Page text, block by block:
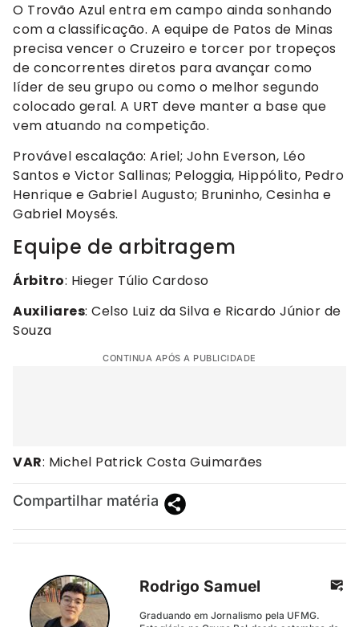
O Trovão Azul entra em campo ainda sonhando
com a classificação. A equipe de Patos de Minas
precisa vencer o Cruzeiro e torcer por tropeços
de concorrentes diretos para avançar como
líder de seu grupo ou como o melhor segundo
colocado geral. A URT deve manter a base que
vem atuando na competição.
Provável escalação: Ariel; John Everson, Léo
Santos e Victor Sallinas; Peloggia, Hippólito, Pedro
Henrique e Gabriel Augusto; Bruninho, Cesinha e
Gabriel Moysés.
Equipe de arbitragem
Árbitro: Hieger Túlio Cardoso
Auxiliares: Celso Luiz da Silva e Ricardo Júnior de
Souza
CONTINUA APÓS A PUBLICIDADE
VAR: Michel Patrick Costa Guimarães
Compartilhar matéria
Rodrigo Samuel
Graduando em Jornalismo pela UFMG.